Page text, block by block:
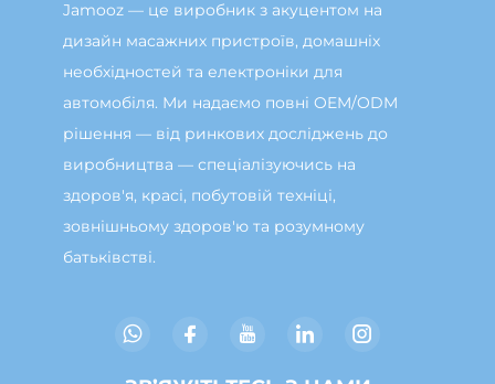
Jamooz — це виробник з акуцентом на
дизайн масажних пристроїв, домашніх
необхідностей та електроніки для
автомобіля. Ми надаємо повні OEM/ODM
рішення — від ринкових досліджень до
виробництва — спеціалізуючись на
здоров'я, красі, побутовій техніці,
зовнішньому здоров'ю та розумному
батьківстві.